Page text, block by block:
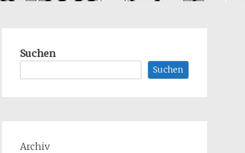
Suchen
Suchen
Archiv